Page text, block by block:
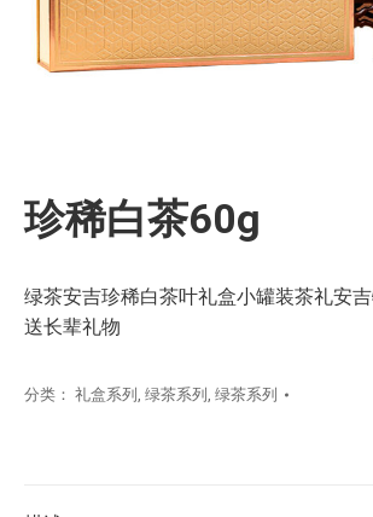
珍稀白茶60g
绿茶安吉珍稀白茶叶礼盒小罐装茶礼安
送长辈礼物
分类： 礼盒系列 , 绿茶系列 , 绿茶系列